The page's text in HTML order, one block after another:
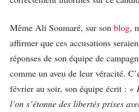
Même Ali Soumaré, sur son blog,
affirmer que ces accusations
réponses de son équipe de
comme un aveu de leur véracité.
février au soir, son équipe écrit : «
l’on s’étonne des libertés prises